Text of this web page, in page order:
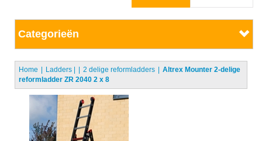
Categorieën
Home Ladders | 2 delige reformladders
Altrex Mounter 2-delige
reformladder ZR 2040 2 x 8